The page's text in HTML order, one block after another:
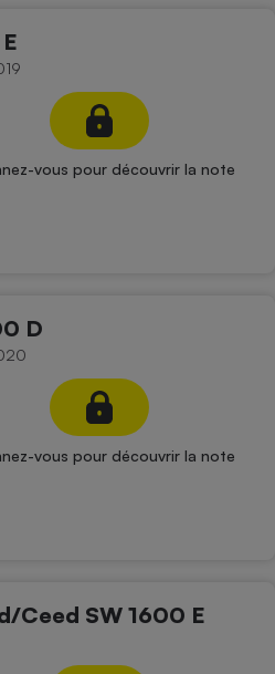
vous pour découvrir la note
D
vous pour découvrir la note
Ceed SW 1600 E